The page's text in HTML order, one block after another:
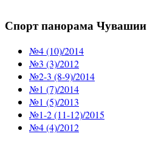
Спорт панорама Чувашии
№4 (10)/2014
№3 (3)/2012
№2-3 (8-9)/2014
№1 (7)/2014
№1 (5)/2013
№1-2 (11-12)/2015
№4 (4)/2012